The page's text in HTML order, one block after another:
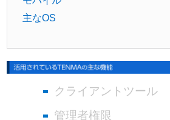
主なOS
クライアントツール
管理者権限